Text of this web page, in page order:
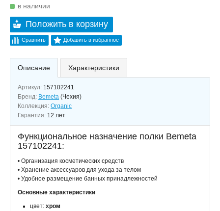
в наличии
Положить в корзину
Сравнить Добавить в избранное
Описание Характеристики
Артикул: 157102241
Бренд: Bemeta (Чехия)
Коллекция: Organic
Гарантия: 12 лет
Функциональное назначение полки Bemeta
157102241:
• Организация косметических средств
• Хранение аксессуаров для ухода за телом
• Удобное размещение банных принадлежностей
Основные характеристики
цвет: хром